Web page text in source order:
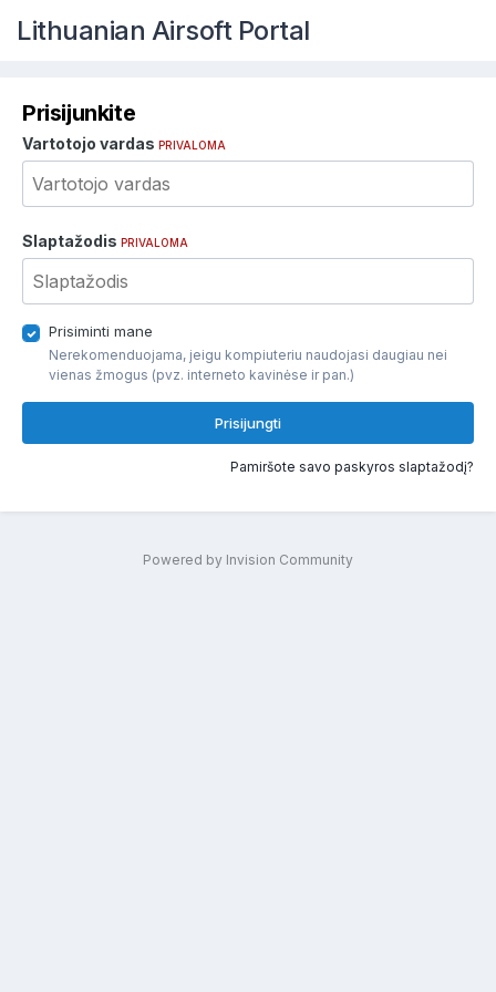
Lithuanian Airsoft Portal
Prisijunkite
Vartotojo vardas PRIVALOMA
Slaptažodis PRIVALOMA
Prisiminti mane
Nerekomenduojama, jeigu kompiuteriu naudojasi daugiau nei
vienas žmogus (pvz. interneto kavinėse ir pan.)
Prisijungti
Pamiršote savo paskyros slaptažodį?
Powered by Invision Community